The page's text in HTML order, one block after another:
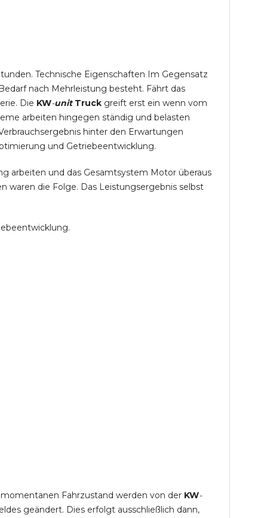
Technische Eigenschaften Im Gegensatz
nach Mehrleistung besteht. Fährt das
Die KW-unit Truck greift erst ein wenn vom
arbeiten hingegen ständig und belasten
hinter den Erwartungen
und Getriebeentwicklung.
arbeiten und das Gesamtsystem Motor überaus
die Folge. Das Leistungsergebnis selbst
Fahrzustand werden von der KW-
geändert. Dies erfolgt ausschließlich dann,